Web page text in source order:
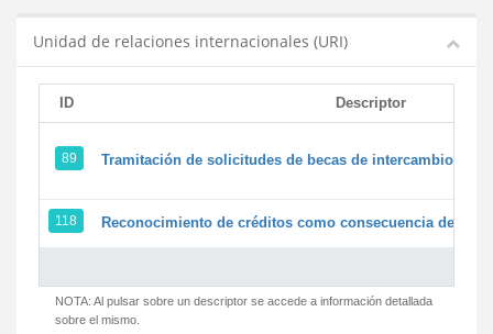
Unidad de relaciones internacionales (URI)
ID Descriptor
89 Tramitación de solicitudes de becas de intercambio
118 Reconocimiento de créditos como consecuencia de un
NOTA: Al pulsar sobre un descriptor se accede a información detallada
sobre el mismo.